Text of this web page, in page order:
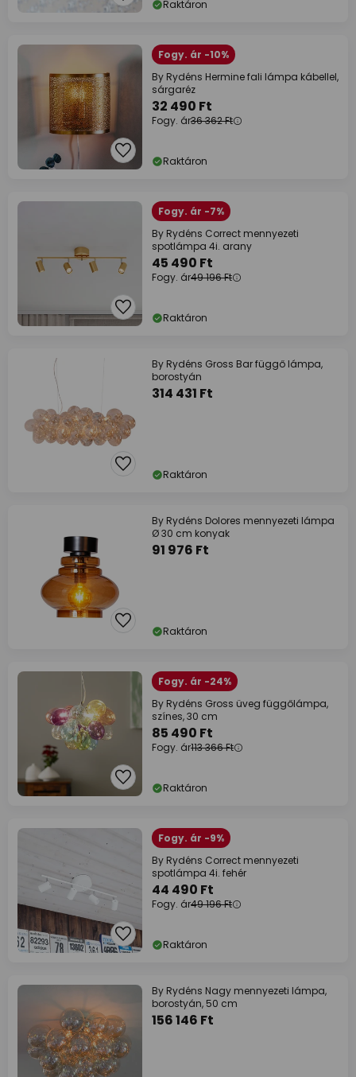
Raktáron
Fogy. ár -10%
By Rydéns Hermine fali lámpa kábellel,
sárgaréz
32 490 Ft
Fogy. ár36 362 Ft
Raktáron
Fogy. ár -7%
By Rydéns Correct mennyezeti
spotlámpa 4i. arany
45 490 Ft
Fogy. ár49 196 Ft
Raktáron
By Rydéns Gross Bar függő lámpa,
borostyán
314 431 Ft
Raktáron
By Rydéns Dolores mennyezeti lámpa
Ø 30 cm konyak
91 976 Ft
Raktáron
Fogy. ár -24%
By Rydéns Gross üveg függőlámpa,
színes, 30 cm
85 490 Ft
Fogy. ár113 366 Ft
Raktáron
Fogy. ár -9%
By Rydéns Correct mennyezeti
spotlámpa 4i. fehér
44 490 Ft
Fogy. ár49 196 Ft
Raktáron
By Rydéns Nagy mennyezeti lámpa,
borostyán, 50 cm
156 146 Ft